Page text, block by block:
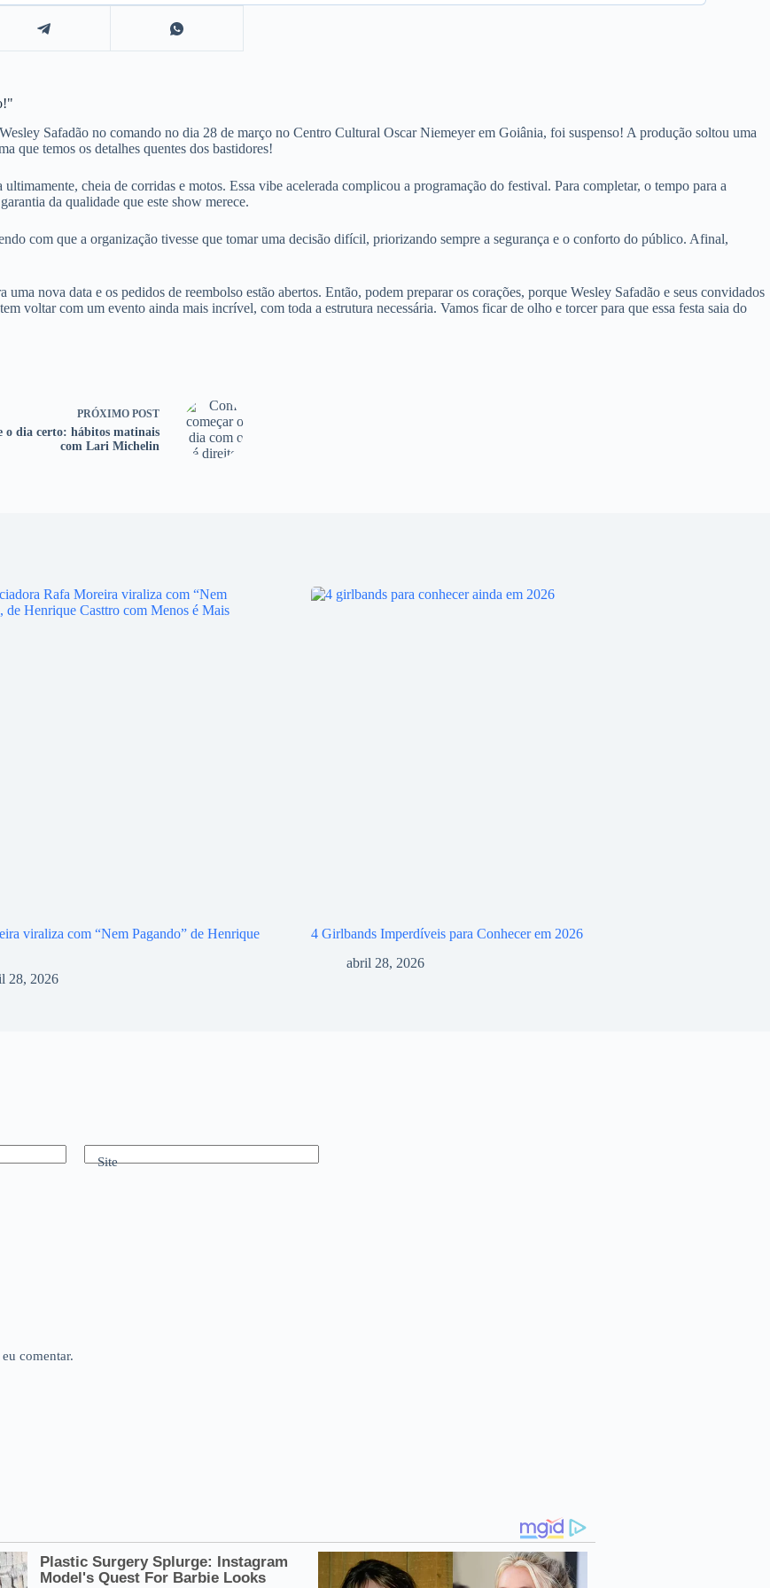
Safadão no comando no dia 28 de março no Centro Cultural Oscar Niemeyer em Goiânia, foi suspenso! A produção soltou uma
que temos os detalhes quentes dos bastidores!
cheia de corridas e motos. Essa vibe acelerada complicou a programação do festival. Para completar, o tempo para a
da qualidade que este show merece.
com que a organização tivesse que tomar uma decisão difícil, priorizando sempre a segurança e o conforto do público. Afinal,
nova data e os pedidos de reembolso estão abertos. Então, podem preparar os corações, porque Wesley Safadão e seus convidados
voltar com um evento ainda mais incrível, com toda a estrutura necessária. Vamos ficar de olho e torcer para que essa festa saia do
PRÓXIMO POST
o dia certo: hábitos matinais
com Lari Michelin
viraliza com “Nem Pagando” de Henrique
28, 2026
4 Girlbands Imperdíveis para Conhecer em 2026
abril 28, 2026
Site
comentar.